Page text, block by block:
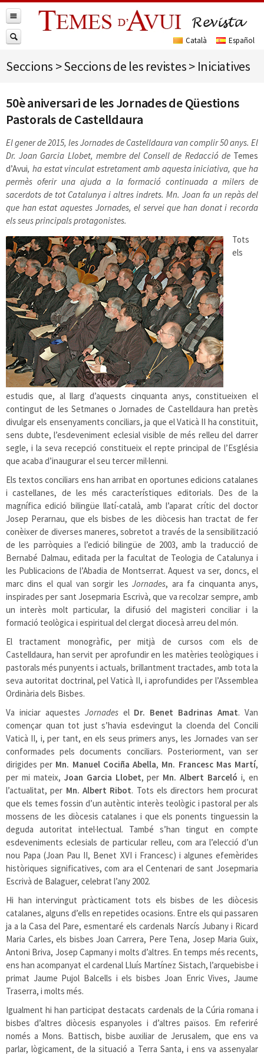
Seccions >Seccions de les revistes> Iniciatives
50è aniversari de les Jornades de Qüestions
Pastorals de Castelldaura
El gener de 2015, les Jornades de Castelldaura van complir 50 anys. El
Dr. Joan Garcia Llobet, membre del Consell de Redacció de Temes
d’Avui, ha estat vinculat estretament amb aquesta iniciativa, que ha
permès oferir una ajuda a la formació continuada a milers de
sacerdots de tot Catalunya i altres indrets. Mn. Joan fa un repàs del
que han estat aquestes Jornades, el servei que han donat i recorda
els seus principals protagonistes.
Tots
els
estudis que, al llarg d’aquests cinquanta anys, constitueixen el
contingut de les Setmanes o Jornades de Castelldaura han pretès
divulgar els ensenyaments conciliars, ja que el Vaticà II ha constituït,
sens dubte, l’esdeveniment eclesial visible de més relleu del darrer
segle, i la seva recepció constitueix el repte principal de l’Església
que acaba d’inaugurar el seu tercer mil·lenni.
Els textos conciliars ens han arribat en oportunes edicions catalanes
i castellanes, de les més característiques editorials. Des de la
magnífica edició bilingüe llatí-català, amb l’aparat crític del doctor
Josep Perarnau, que els bisbes de les diòcesis han tractat de fer
conèixer de diverses maneres, sobretot a través de la sensibilització
de les parròquies a l’edició bilingüe de 2003, amb la traducció de
Bernabé Dalmau, editada per la facultat de Teologia de Catalunya i
les Publicacions de l’Abadia de Montserrat. Aquest va ser, doncs, el
marc dins el qual van sorgir lesJornades, ara fa cinquanta anys,
inspirades per sant Josepmaria Escrivà, que va recolzar sempre, amb
un interès molt particular, la difusió del magisteri conciliar i la
formació teològica i espiritual del clergat diocesà arreu del món.
El tractament monogràfic, per mitjà de cursos com els de
Castelldaura, han servit per aprofundir en les matèries teològiques i
pastorals més punyents i actuals, brillantment tractades, amb tota la
seva autoritat doctrinal, pel Vaticà II, i aprofundides per l’Assemblea
Ordinària dels Bisbes.
Va iniciar aquestes Jornadesel Dr. Benet Badrinas Amat. Van
començar quan tot just s’havia esdevingut la cloenda del Concili
Vaticà II, i, per tant, en els seus primers anys, les Jornades van ser
conformades pels documents conciliars. Posteriorment, van ser
dirigides per Mn. Manuel Cociña Abella, Mn. Francesc Mas Martí,
per mi mateix, Joan Garcia Llobet, per Mn. Albert Barceló i, en
l’actualitat, per Mn. Albert Ribot. Tots els directors hem procurat
que els temes fossin d’un autèntic interès teològic i pastoral per als
mossens de les diòcesis catalanes i que els ponents tinguessin la
deguda autoritat intel·lectual. També s’han tingut en compte
esdeveniments eclesials de particular relleu, com ara l’elecció d’un
nou Papa (Joan Pau II, Benet XVI i Francesc) i algunes efemèrides
històriques significatives, com ara el Centenari de sant Josepmaria
Escrivà de Balaguer, celebrat l’any 2002.
Hi han intervingut pràcticament tots els bisbes de les diòcesis
catalanes, alguns d’ells en repetides ocasions. Entre els qui passaren
ja a la Casa del Pare, esmentaré els cardenals Narcís Jubany i Ricard
Maria Carles, els bisbes Joan Carrera, Pere Tena, Josep Maria Guix,
Antoni Briva, Josep Capmany i molts d’altres. En temps més recents,
ens han acompanyat el cardenal Lluís Martínez Sistach, l’arquebisbe i
primat Jaume Pujol Balcells i els bisbes Joan Enric Vives, Jaume
Traserra, i molts més.
Igualment hi han participat destacats cardenals de la Cúria romana i
bisbes d’altres diòcesis espanyoles i d’altres països. Em referiré
només a Mons. Battisch, bisbe auxiliar de Jerusalem, que ens va
parlar, lògicament, de la situació a Terra Santa, i ens va assenyalar